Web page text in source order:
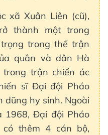
xã Xuân Liên (cũ),
thành một trong
trong thế trận
quân và dân Hà
trong trận chiến ác
sĩ Đại đội Pháo
dũng hy sinh. Ngoài
1968, Đại đội Pháo
thêm 4 cán bộ,